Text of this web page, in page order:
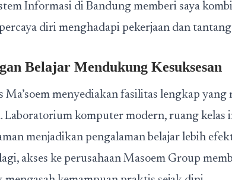
Informasi di Bandung memberi saya
diri menghadapi pekerjaan dan
Belajar Mendukung Kesuksesan
Ma’soem menyediakan fasilitas lengkap
Laboratorium komputer modern, ruang kelas
menjadikan pengalaman belajar lebih
akses ke perusahaan Masoem Group